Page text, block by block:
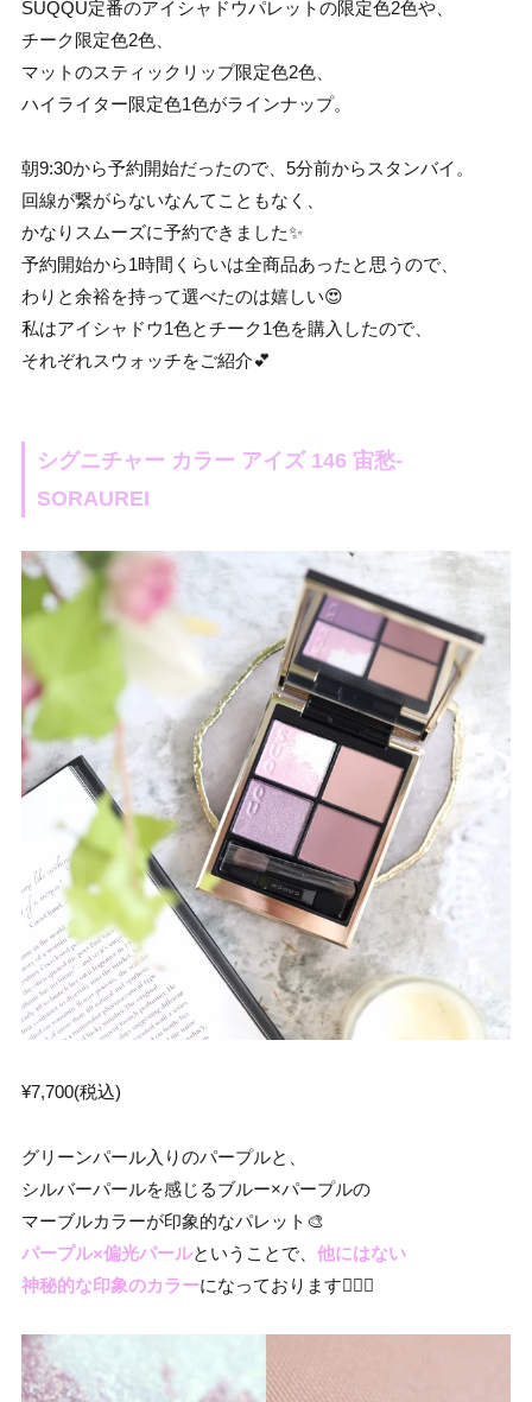
SUQQU定番のアイシャドウパレットの限定色2色や、
チーク限定色2色、
マットのスティックリップ限定色2色、
ハイライター限定色1色がラインナップ。
朝9:30から予約開始だったので、5分前からスタンバイ。
回線が繋がらないなんてこともなく、
かなりスムーズに予約できました✨
予約開始から1時間くらいは全商品あったと思うので、
わりと余裕を持って選べたのは嬉しい😍
私はアイシャドウ1色とチーク1色を購入したので、
それぞれスウォッチをご紹介💕
シグニチャー カラー アイズ 146 宙愁-
SORAUREI
¥7,700(税込)
グリーンパール入りのパープルと、
シルバーパールを感じるブルー×パープルの
マーブルカラーが印象的なパレット🎨
パープル×偏光パールということで、 他にはない
神秘的な印象のカラーになっております🧚🏻‍♀️